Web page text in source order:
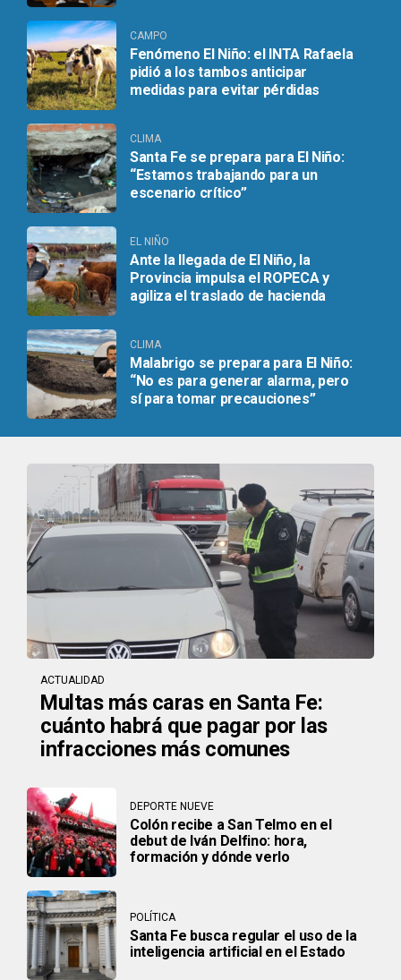
CAMPO
Fenómeno El Niño: el INTA Rafaela
pidió a los tambos anticipar
medidas para evitar pérdidas
CLIMA
Santa Fe se prepara para El Niño:
“Estamos trabajando para un
escenario crítico”
EL NIÑO
Ante la llegada de El Niño, la
Provincia impulsa el ROPECA y
agiliza el traslado de hacienda
CLIMA
Malabrigo se prepara para El Niño:
“No es para generar alarma, pero
sí para tomar precauciones”
ACTUALIDAD
Multas más caras en Santa Fe:
cuánto habrá que pagar por las
infracciones más comunes
DEPORTE NUEVE
Colón recibe a San Telmo en el
debut de Iván Delfino: hora,
formación y dónde verlo
POLÍTICA
Santa Fe busca regular el uso de la
inteligencia artificial en el Estado